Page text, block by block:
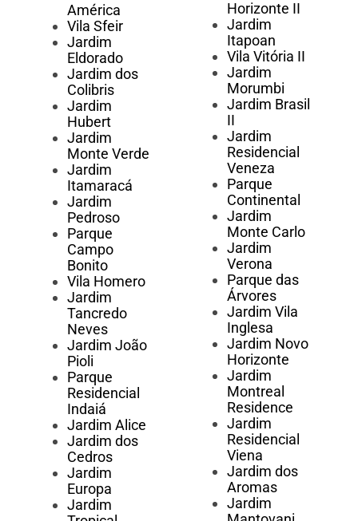
América
Vila Sfeir
Jardim
Eldorado
Jardim dos
Colibris
Jardim
Hubert
Jardim
Monte Verde
Jardim
Itamaracá
Jardim
Pedroso
Parque
Campo
Bonito
Vila Homero
Jardim
Tancredo
Neves
Jardim João
Pioli
Parque
Residencial
Indaiá
Jardim Alice
Jardim dos
Cedros
Jardim
Europa
Jardim
Horizonte II
Jardim
Itapoan
Vila Vitória II
Jardim
Morumbi
Jardim Brasil
II
Jardim
Residencial
Veneza
Parque
Continental
Jardim
Monte Carlo
Jardim
Verona
Parque das
Árvores
Jardim Vila
Inglesa
Jardim Novo
Horizonte
Jardim
Montreal
Residence
Jardim
Residencial
Viena
Jardim dos
Aromas
Jardim